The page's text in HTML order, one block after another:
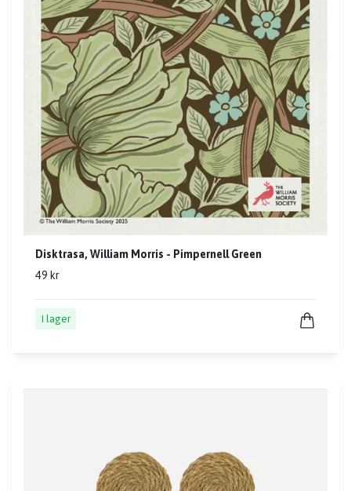
Disktrasa, William Morris - Pimpernell Green
49 kr
I lager